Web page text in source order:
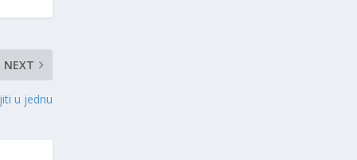
NEXT
u jednu